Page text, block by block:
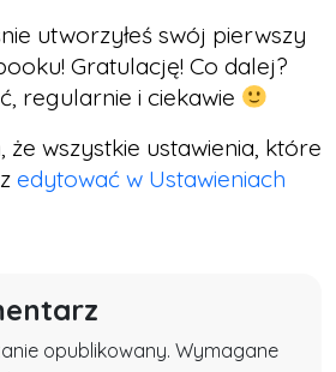
utworzyłeś swój pierwszy
Gratulację! Co dalej?
regularnie i ciekawie
że wszystkie ustawienia, które
edytować w Ustawieniach
opublikowany. Wymagane